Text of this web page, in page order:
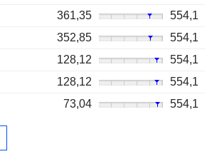
361,35
554,1
352,85
554,1
128,12
554,1
128,12
554,1
73,04 554,1